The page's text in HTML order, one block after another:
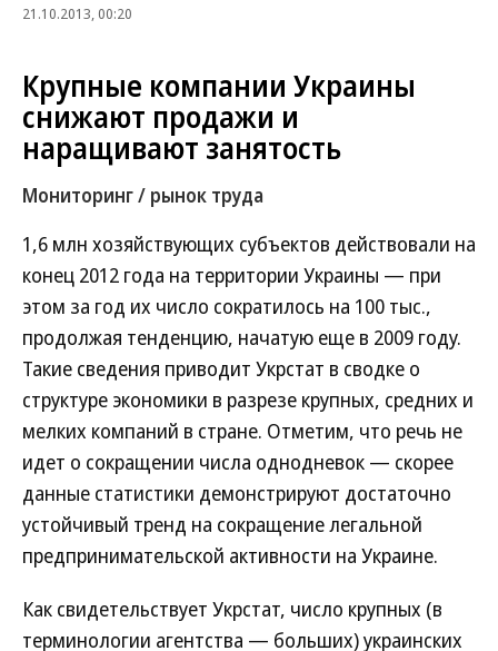
21.10.2013, 00:20
Крупные компании Украины
снижают продажи и
наращивают занятость
Мониторинг / рынок труда
1,6 млн хозяйствующих субъектов действовали на
конец 2012 года на территории Украины — при
этом за год их число сократилось на 100 тыс.,
продолжая тенденцию, начатую еще в 2009 году.
Такие сведения приводит Укрстат в сводке о
структуре экономики в разрезе крупных, средних и
мелких компаний в стране. Отметим, что речь не
идет о сокращении числа однодневок — скорее
данные статистики демонстрируют достаточно
устойчивый тренд на сокращение легальной
предпринимательской активности на Украине.
Как свидетельствует Укрстат, число крупных (в
терминологии агентства — больших) украинских